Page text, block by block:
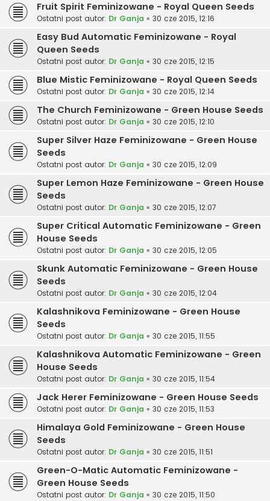
Fruit Spirit Feminizowane - Royal Queen Seeds
Ostatni post autor: Dr Ganja « 30 cze 2015, 12:16
Easy Bud Automatic Feminizowane - Royal
Queen Seeds
Ostatni post autor: Dr Ganja « 30 cze 2015, 12:15
Blue Mistic Feminizowane - Royal Queen Seeds
Ostatni post autor: Dr Ganja « 30 cze 2015, 12:14
The Church Feminizowane - Green House Seeds
Ostatni post autor: Dr Ganja « 30 cze 2015, 12:10
Super Silver Haze Feminizowane - Green House
Seeds
Ostatni post autor: Dr Ganja « 30 cze 2015, 12:09
Super Lemon Haze Feminizowane - Green House
Seeds
Ostatni post autor: Dr Ganja « 30 cze 2015, 12:07
Super Critical Automatic Feminizowane - Green
House Seeds
Ostatni post autor: Dr Ganja « 30 cze 2015, 12:05
Skunk Automatic Feminizowane - Green House
Seeds
Ostatni post autor: Dr Ganja « 30 cze 2015, 12:04
Kalashnikova Feminizowane - Green House
Seeds
Ostatni post autor: Dr Ganja « 30 cze 2015, 11:55
Kalashnikova Automatic Feminizowane - Green
House Seeds
Ostatni post autor: Dr Ganja « 30 cze 2015, 11:54
Jack Herer Feminizowane - Green House Seeds
Ostatni post autor: Dr Ganja « 30 cze 2015, 11:53
Himalaya Gold Feminizowane - Green House
Seeds
Ostatni post autor: Dr Ganja « 30 cze 2015, 11:51
Green-O-Matic Automatic Feminizowane -
Green House Seeds
Ostatni post autor: Dr Ganja « 30 cze 2015, 11:50